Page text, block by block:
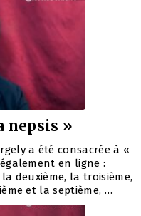
nepsis »
a été consacrée à «
en ligne :
deuxième, la troisième,
et la septième, …